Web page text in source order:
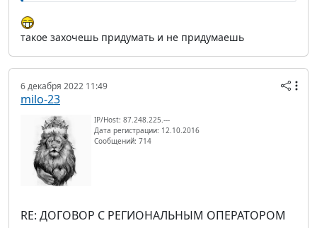
такое захочешь придумать и не придумаешь
6 декабря 2022 11:49
milo-23
IP/Host: 87.248.225.---
Дата регистрации: 12.10.2016
Сообщений: 714
RE: ДОГОВОР С РЕГИОНАЛЬНЫМ ОПЕРАТОРОМ